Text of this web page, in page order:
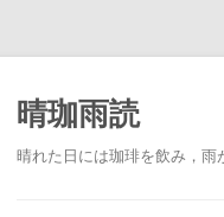
晴珈雨読
晴れた日には珈琲を飲み，雨